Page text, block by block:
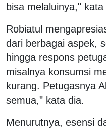
bisa melaluinya," kata
Robiatul
dari berbagai aspek,
hingga respons
misalnya konsumsi
kurang. Petugasnya
semua," kata dia.
Menurutnya, esensi